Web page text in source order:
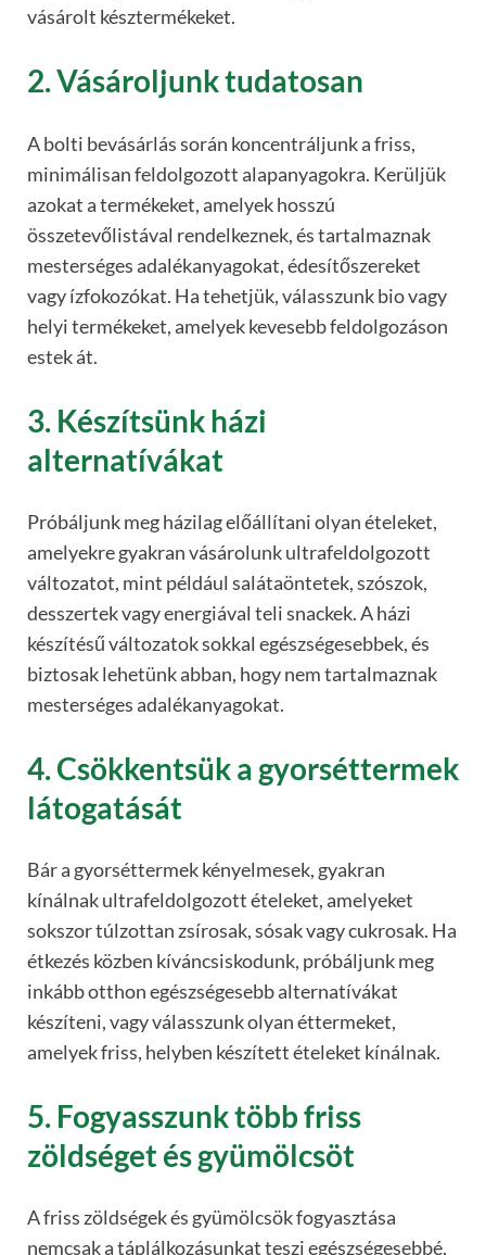
vásárolt késztermékeket.
2. Vásároljunk tudatosan
A bolti bevásárlás során koncentráljunk a friss,
minimálisan feldolgozott alapanyagokra. Kerüljük
azokat a termékeket, amelyek hosszú
összetevőlistával rendelkeznek, és tartalmaznak
mesterséges adalékanyagokat, édesítőszereket
vagy ízfokozókat. Ha tehetjük, válasszunk bio vagy
helyi termékeket, amelyek kevesebb feldolgozáson
estek át.
3. Készítsünk házi
alternatívákat
Próbáljunk meg házilag előállítani olyan ételeket,
amelyekre gyakran vásárolunk ultrafeldolgozott
változatot, mint például salátaöntetek, szószok,
desszertek vagy energiával teli snackek. A házi
készítésű változatok sokkal egészségesebbek, és
biztosak lehetünk abban, hogy nem tartalmaznak
mesterséges adalékanyagokat.
4. Csökkentsük a gyorséttermek
látogatását
Bár a gyorséttermek kényelmesek, gyakran
kínálnak ultrafeldolgozott ételeket, amelyeket
sokszor túlzottan zsírosak, sósak vagy cukrosak. Ha
étkezés közben kíváncsiskodunk, próbáljunk meg
inkább otthon egészségesebb alternatívákat
készíteni, vagy válasszunk olyan éttermeket,
amelyek friss, helyben készített ételeket kínálnak.
5. Fogyasszunk több friss
zöldséget és gyümölcsöt
A friss zöldségek és gyümölcsök fogyasztása
nemcsak a táplálkozásunkat teszi egészségesebbé,